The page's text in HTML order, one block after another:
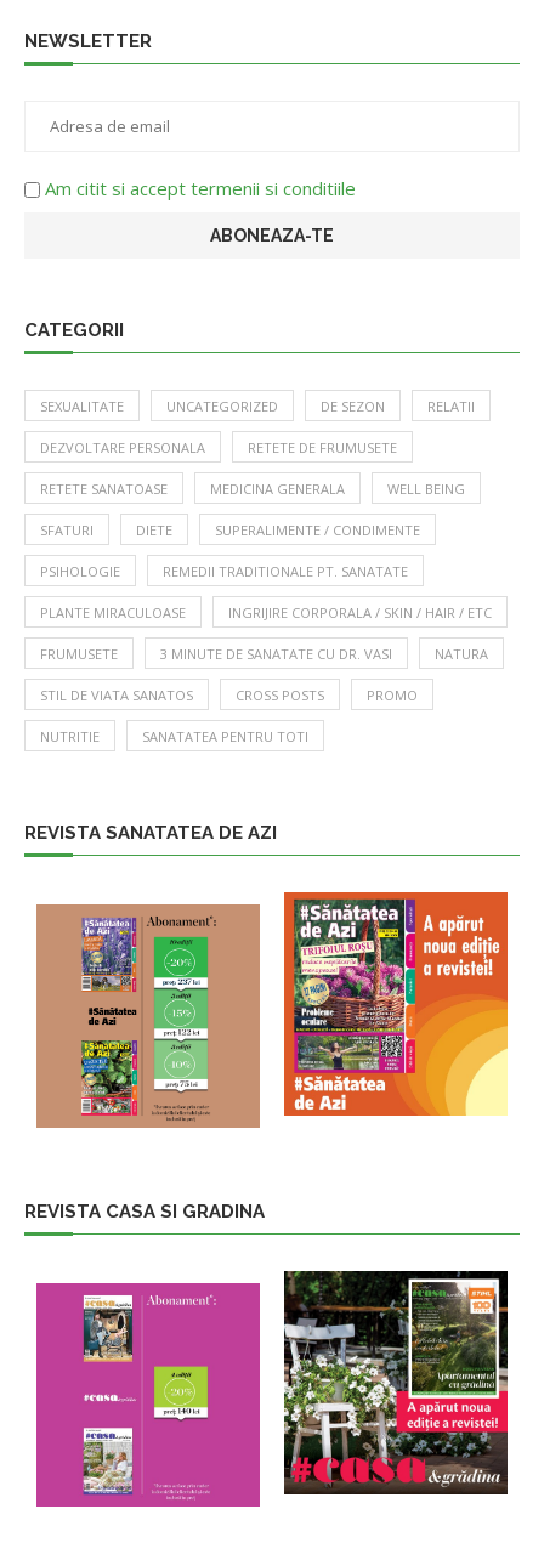
NEWSLETTER
Am citit si accept termenii si conditiile
CATEGORII
SEXUALITATE UNCATEGORIZED DE SEZON RELATII
DEZVOLTARE PERSONALA RETETE DE FRUMUSETE
RETETE SANATOASE MEDICINA GENERALA WELL BEING
SFATURI DIETE SUPERALIMENTE / CONDIMENTE
PSIHOLOGIE REMEDII TRADITIONALE PT. SANATATE
PLANTE MIRACULOASE INGRIJIRE CORPORALA / SKIN / HAIR / ETC
FRUMUSETE 3 MINUTE DE SANATATE CU DR. VASI NATURA
STIL DE VIATA SANATOS CROSS POSTS PROMO
NUTRITIE SANATATEA PENTRU TOTI
REVISTA SANATATEA DE AZI
REVISTA CASA SI GRADINA